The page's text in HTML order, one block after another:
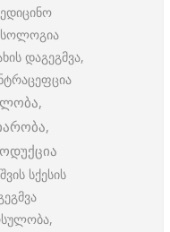
დაგეგმვა,
სქესის